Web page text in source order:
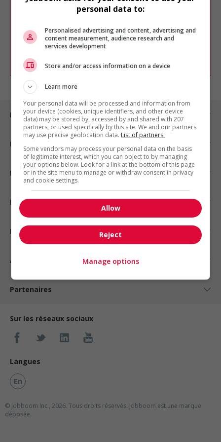
Veuillez faire une nouvelle recherche.
outils pour raffiner votre recherche, ou
chercher un poste selon votre profil
d'intérêt en emploi en vous
Emplois par ville
Emplois par secteur
Emplois par statut
Emplois par type
Nos suggestions
À propos
Partenaires
Sur les réseaux sociaux
Langues
En
© Jobboom Inc., 2026. Tous droits réservés. Jobboom est une marque
déposée.
personal data to:
Personalised advertising and content, advertising and
content measurement, audience research and
services development
Store and/or access information on a device
Learn more
Your personal data will be processed and information from
your device (cookies, unique identifiers, and other device
data) may be stored by, accessed by and shared with 207
partners, or used specifically by this site. We and our partners
may use precise geolocation data. List of partners.
Some vendors may process your personal data on the basis
of legitimate interest, which you can object to by managing
your options below. Look for a link at the bottom of this page
or in the site menu to manage or withdraw consent in privacy
and cookie settings.
Allow
Reject
Manage options